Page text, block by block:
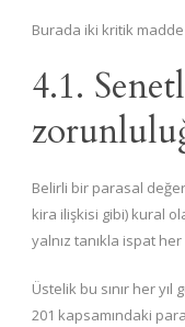
Burada iki kritik
4.1.
Belirli bir parasal
kira ilişkisi gibi) kural
yalnız tanıkla ispat
Üstelik bu sınır her yıl
201 kapsamındaki